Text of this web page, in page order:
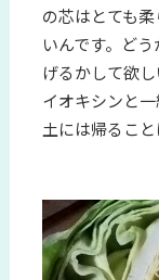
の芯はとても
いんです。ど
げるかして欲
イオキシンと
土には帰ること